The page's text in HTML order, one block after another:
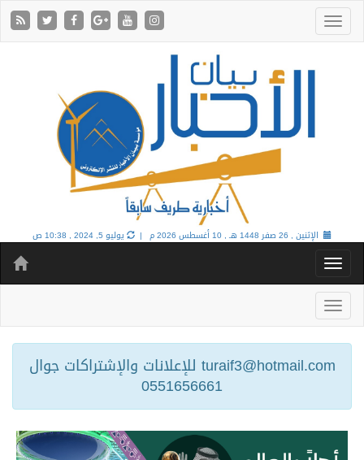
الإثنين , 26 صفر 1448 هـ , 10 أغسطس 2026 م | يوليو 5, 2024 , 10:38 ص
turaif3@hotmail.com للإعلانات والإشتراكات جوال
0551656661